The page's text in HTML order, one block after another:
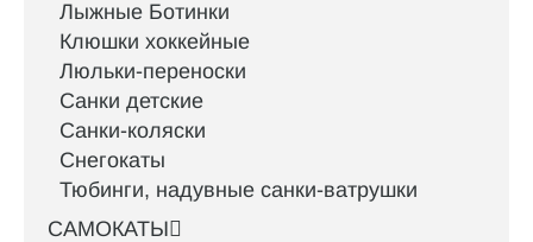
Лыжные Ботинки
Клюшки хоккейные
Люльки-переноски
Санки детские
Санки-коляски
Снегокаты
Тюбинги, надувные санки-ватрушки
САМОКАТЫ